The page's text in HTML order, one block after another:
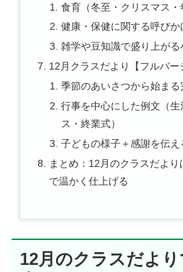
食育（冬至・クリスマス
健康・保健に関する呼びか
雑学や豆知識で盛り上がる
12月クラスだより【フルバー
季節のあいさつから始まる
行事を中心にした例文（
ス・終業式）
子どもの様子＋感謝を伝え
まとめ：12月のクラスだより
で温かく仕上げる
12月のクラスだよ